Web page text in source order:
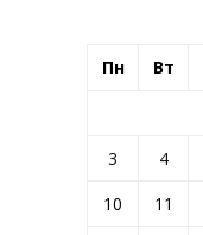
Пн Вт
3
4
10
11